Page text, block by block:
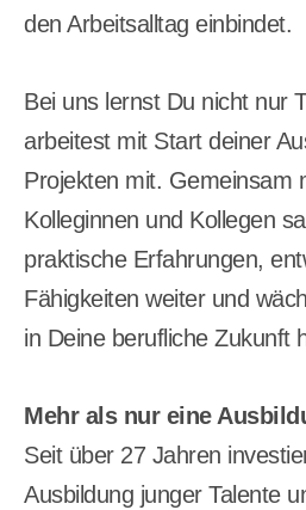
den Arbeitsalltag einbindet.
Bei uns lernst Du nicht nur
arbeitest mit Start deiner
Projekten mit. Gemeinsam
Kolleginnen und Kollegen
praktische Erfahrungen,
Fähigkeiten weiter und
in Deine berufliche Zukunft
Mehr als nur eine
Seit über 27 Jahren
Ausbildung junger Talente